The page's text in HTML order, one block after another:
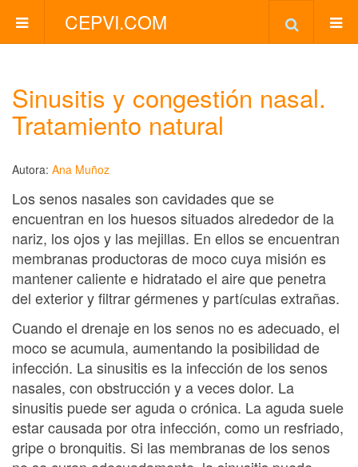
CEPVI.COM
Sinusitis y congestión nasal.
Tratamiento natural
Autora: Ana Muñoz
Los senos nasales son cavidades que se
encuentran en los huesos situados alrededor de la
nariz, los ojos y las mejillas. En ellos se encuentran
membranas productoras de moco cuya misión es
mantener caliente e hidratado el aire que penetra
del exterior y filtrar gérmenes y partículas extrañas.
Cuando el drenaje en los senos no es adecuado, el
moco se acumula, aumentando la posibilidad de
infección. La sinusitis es la infección de los senos
nasales, con obstrucción y a veces dolor. La
sinusitis puede ser aguda o crónica. La aguda suele
estar causada por otra infección, como un resfriado,
gripe o bronquitis. Si las membranas de los senos